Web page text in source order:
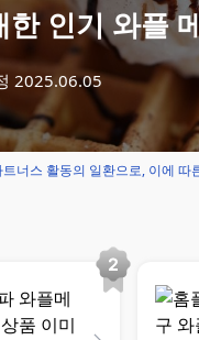
인기 와플
2025.06.05
너스 활동의 일환으로, 이에